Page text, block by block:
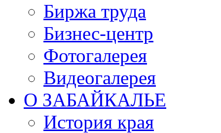
Биржа труда
Бизнес-центр
Фотогалерея
Видеогалерея
О ЗАБАЙКАЛЬЕ
История края